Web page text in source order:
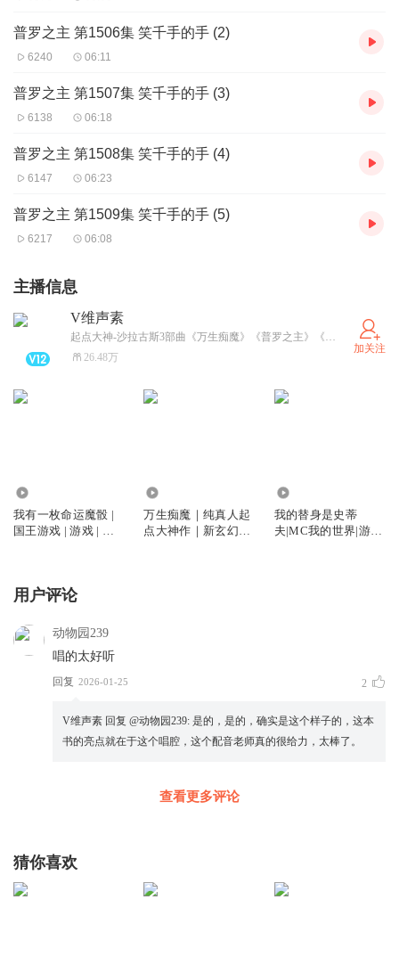
普罗之主 第1506集 笑千手的手 (2)
6240 06:11
普罗之主 第1507集 笑千手的手 (3)
6138 06:18
普罗之主 第1508集 笑千手的手 (4)
6147 06:23
普罗之主 第1509集 笑千手的手 (5)
6217 06:08
主播信息
V维声素
起点大神-沙拉古斯3部曲《万生痴魔》《普罗之主》《掌灯判官》重磅上线，爆更爽听中
26.48万
加关注
我有一枚命运魔骰 |
国王游戏 | 游戏 | 求
万生痴魔｜纯真人起
点大神作｜新玄幻｜
我的替身是史蒂
夫|MC我的世界|游戏|
用户评论
动物园239
唱的太好听
回复 2026-01-25 2
V维声素 回复 @动物园239: 是的，是的，确实是这个样子的，这本
书的亮点就在于这个唱腔，这个配音老师真的很给力，太棒了。
查看更多评论
猜你喜欢